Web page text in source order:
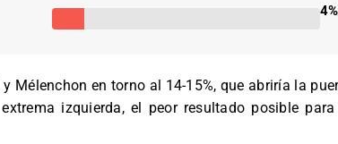
4%
Mélenchon en torno al 14-15%, que abriría la
izquierda, el peor resultado posible para